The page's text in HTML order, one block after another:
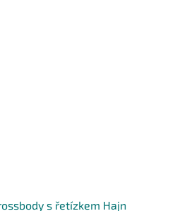
s řetízkem Hajn